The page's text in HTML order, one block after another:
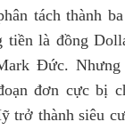
tách thành
tiền là đồng
Đức.
đơn cực bị
trở thành siêu